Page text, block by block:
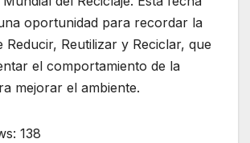
oportunidad para recordar la
Reducir, Reutilizar y Reciclar, que
el comportamiento de la
mejorar el ambiente.
138